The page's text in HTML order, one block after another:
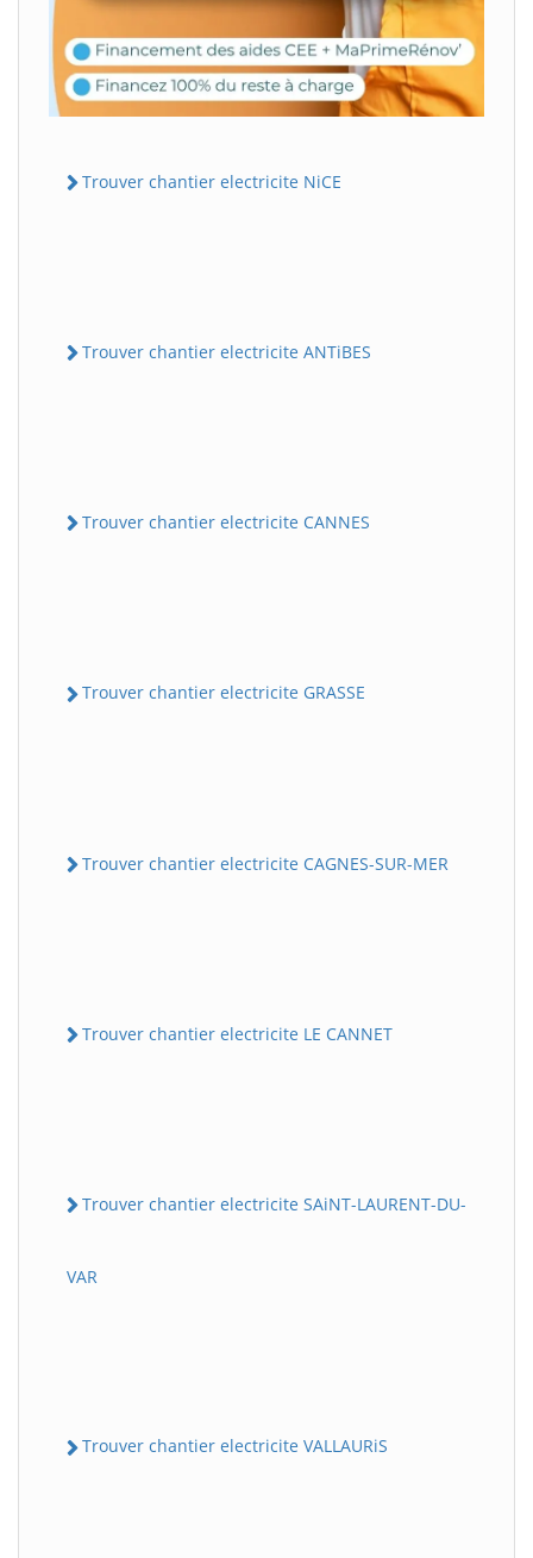
Trouver chantier electricite NiCE
Trouver chantier electricite ANTiBES
Trouver chantier electricite CANNES
Trouver chantier electricite GRASSE
Trouver chantier electricite CAGNES-SUR-MER
Trouver chantier electricite LE CANNET
Trouver chantier electricite SAiNT-LAURENT-DU-
VAR
Trouver chantier electricite VALLAURiS